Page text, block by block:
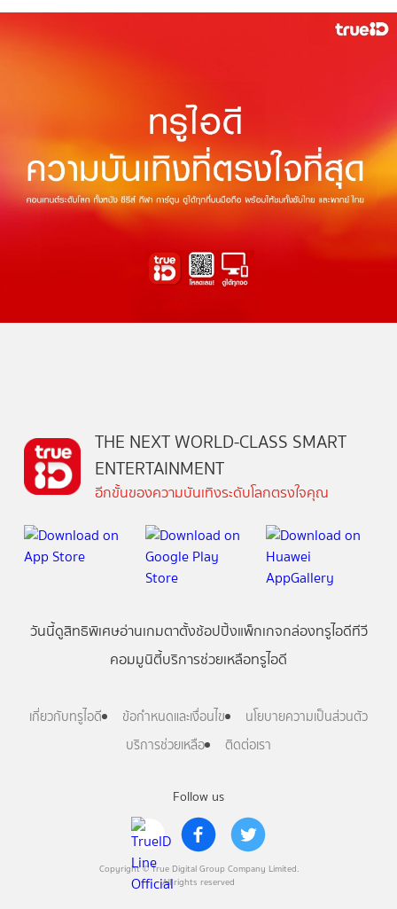
Follow us
Copyright © True Digital Group Company Limited.
All rights reserved
THE NEXT WORLD-CLASS SMART
ENTERTAINMENT
อีกขั้นของความบันเทิงระดับโลกตรงใจคุณ
วันนี้ดูสิทธิพิเศษอ่านเกมตาตั้งช้อปปิ้งแพ็กเกจกล่องทรูไอดีทีวี
คอมมูนิตี้บริการช่วยเหลือทรูไอดี
เกี่ยวกับทรูไอดี ข้อกำหนดและเงื่อนไข
นโยบายความเป็นส่วนตัว
บริการช่วยเหลือ
ติดต่อเรา